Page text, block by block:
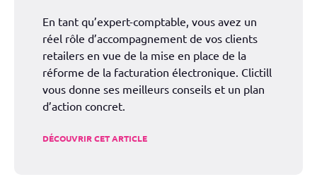
En tant qu’expert-comptable, vous avez un
réel rôle d’accompagnement de vos clients
retailers en vue de la mise en place de la
réforme de la facturation électronique. Clictill
vous donne ses meilleurs conseils et un plan
d’action concret.
DÉCOUVRIR CET ARTICLE